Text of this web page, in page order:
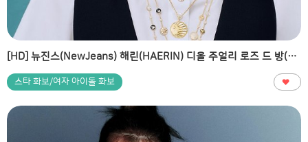
[HD] 뉴진스(NewJeans) 해린(HAERIN) 디올 주얼리 로즈 드 방(Rose des Vents) 라인 2탄 고화질 화보
스타 화보/여자 아이돌 화보